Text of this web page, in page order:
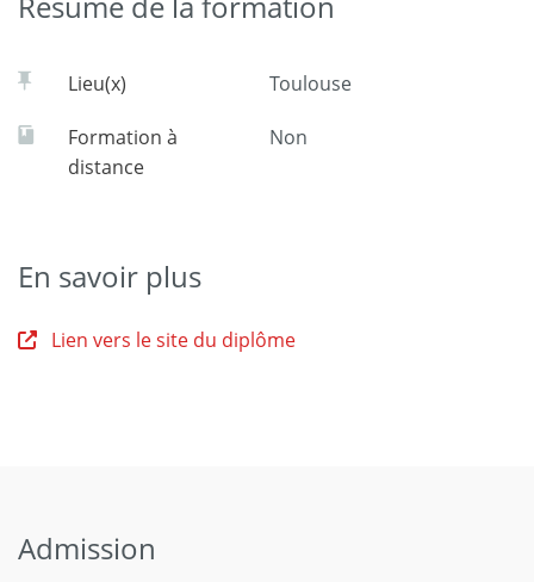
Lieu(x) Toulouse
Formation à
distance
Non
En savoir plus
Lien vers le site du diplôme
Admission